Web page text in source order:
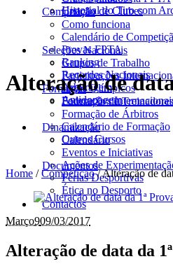
Historial do Tiro com
Criação de Clubes
Competição
Como funciona
Calendário de
Provas FPTA
Ranking
Recordes Nacionais
Arbitragem
Antidopagem
Seleções Nacionais
Grupos de Trabalho
Participações
Jogos Olímpicos
Federações
Formação
Formação de Treinadores
Formação de Árbitros
Calendário de Formação
Outros Cursos
Dinamização
Calendário
Eventos e Iniciativas
Ações de
Férias Desportivas
Ética no Desporto
Documentos
Contactos
Alteração de
Home /Competição /Alteração de
Março909/03/2017
Alteração de data da